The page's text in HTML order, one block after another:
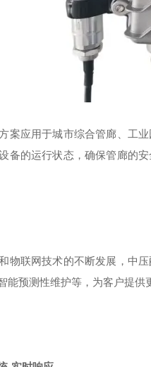
案应用于城市综合管廊、工
备的运行状态，确保管廊的
物联网技术的不断发展，中
能预测性维护等，为客户提